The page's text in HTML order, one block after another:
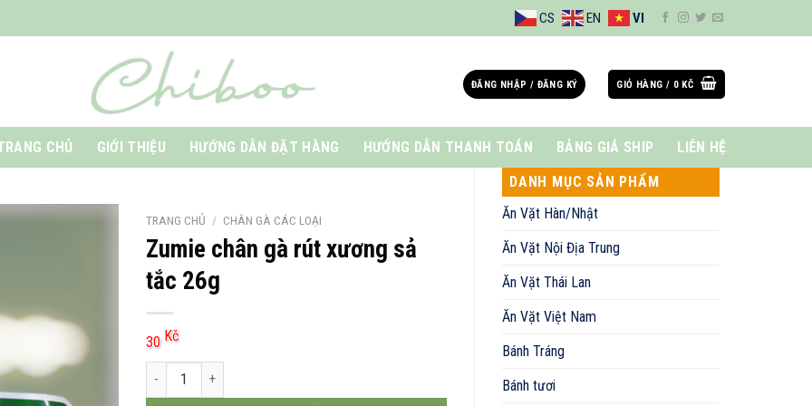
CS EN VI
ĐĂNG NHẬP / ĐĂNG KÝ GIỎ HÀNG / 0 KČ
CHỦ GIỚI THIỆU HƯỚNG DẪN ĐẶT HÀNG HƯỚNG DẪN THANH TOÁN BẢNG GIÁ SHIP
LIÊN HỆ
DANH MỤC SẢN PHẨM
Ăn Vặt Hàn/Nhật
Ăn Vặt Nội Địa Trung
Ăn Vặt Thái Lan
Ăn Vặt Việt Nam
Bánh Tráng
Bánh tươi
TRANG CHỦ / CHÂN GÀ CÁC LOẠI
Zumie chân gà rút xương sả
tắc 26g
30 Kč
Zumie chân gà rút xương sả tắc 26g số lượng